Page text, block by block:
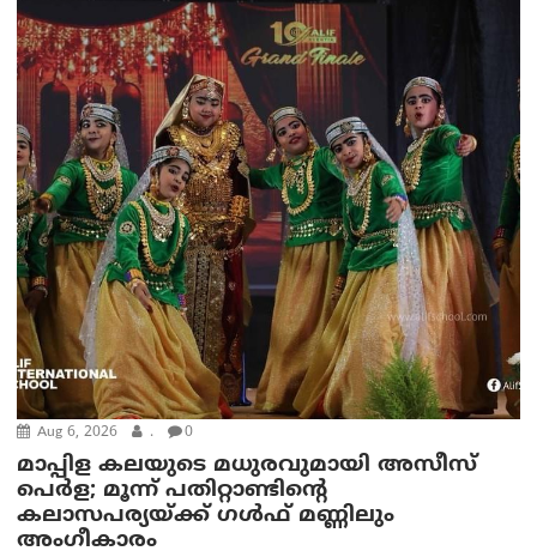
Aug 6, 2026 . 0
മാപ്പിള കലയുടെ മധുരവുമായി അസീസ്
പെർള; മൂന്ന് പതിറ്റാണ്ടിന്റെ
കലാസപര്യയ്ക്ക് ഗൾഫ് മണ്ണിലും
അംഗീകാരം